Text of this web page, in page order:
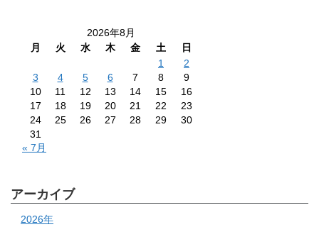
2026年8月
月
火 水 木 金 土
日
1
2
3
4 5 6 7 8
9
10
11 12 13 14 15
16
17
18 19 20 21 22
23
24
25 26 27 28 29
30
31
« 7月
アーカイブ
2026年